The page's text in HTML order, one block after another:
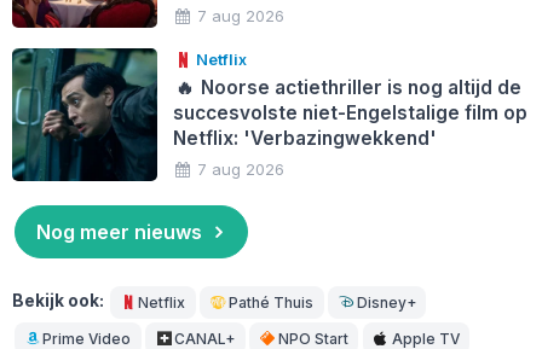
7 aug 2026
Netflix
🔥 Noorse actiethriller is nog altijd de
succesvolste niet-Engelstalige film op
Netflix: 'Verbazingwekkend'
7 aug 2026
Nog meer nieuws
Bekijk ook: Netflix Pathé Thuis Disney+
Prime Video CANAL+ NPO Start Apple TV